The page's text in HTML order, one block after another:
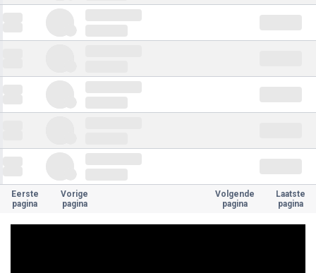
Eerste
pagina
Vorige
pagina
Volgende
pagina
Laatste
pagina